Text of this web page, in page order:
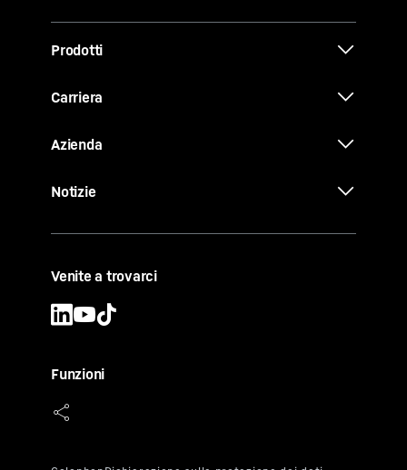
Prodotti
Carriera
Azienda
Notizie
Venite a trovarci
Funzioni